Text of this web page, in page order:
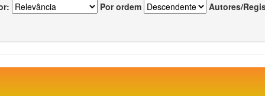
Por ordem Autores/